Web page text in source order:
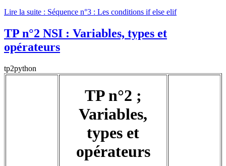
Lire la suite : Séquence n°3 : Les conditions if else elif
TP n°2 NSI : Variables, types et
opérateurs
tp2python
TP n°2 ;
Variables,
types et
opérateurs